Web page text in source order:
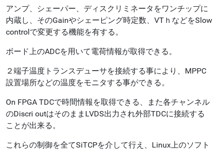
アンプ、シェーパー、ディスクリミネータをワンチップに
内蔵し、そのGainやシェーピング時定数、VTｈなどをSlow
controlで変更する機能を有する。
ボード上のADCを用いて電荷情報が取得できる。
２端子温度トランスデューサを接続する事により、MPPC
設置場所などの温度をモニタする事ができる。
On FPGA TDCで時間情報を取得できる、また各チャンネル
のDiscri outはそのままLVDS出力され外部TDCに接続する
ことが出来る。
これらの制御を全てSiTCPを介して行え、Linux上のソフト